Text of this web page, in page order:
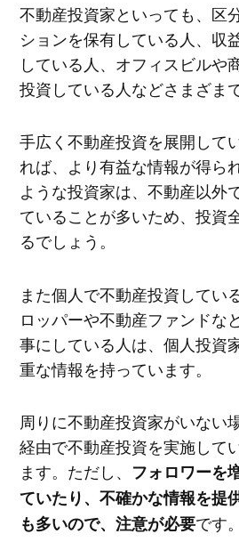
不動産投資家といっても、区
ションを保有している人、収
している人、オフィスビルや
投資している人などさまざまで
手広く不動産投資を展開して
れば、より有益な情報が得ら
ような投資家は、不動産以外
ていることが多いため、投資
るでしょう。
また個人で不動産投資してい
ロッパーや不動産ファンドな
事にしている人は、個人投資
重な情報を持っています。
周りに不動産投資家がいない
経由で不動産投資を実施して
ます。ただし、 フォロワーを
ていたり、不確かな情報を提
も多いので、注意が必要です。